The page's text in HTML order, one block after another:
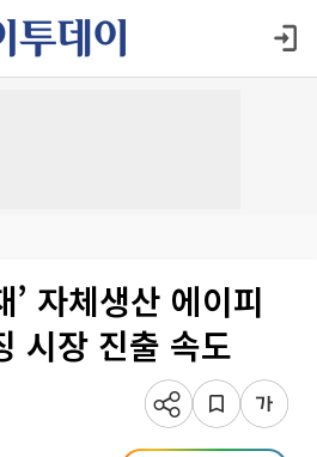
’ 자체생산 에이피
시장 진출 속도